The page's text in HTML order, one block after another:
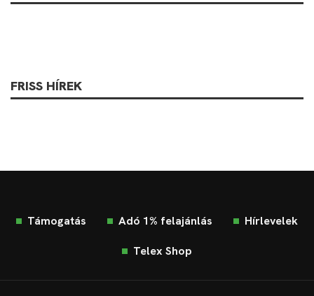
FRISS HÍREK
Támogatás Adó 1% felajánlás Hírlevelek
Telex Shop